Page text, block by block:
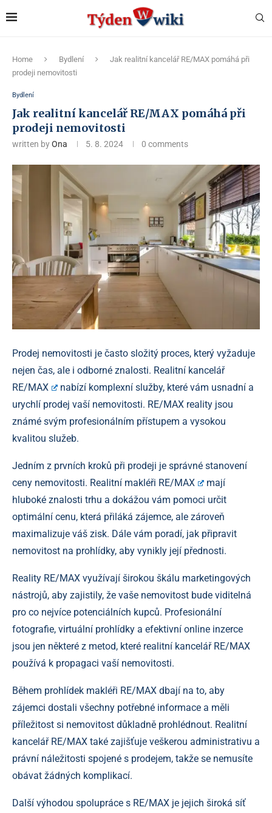
Home Bydlení
Jak realitní kancelář RE/MAX pomáhá při
prodeji nemovitosti
Bydlení
Jak realitní kancelář RE/MAX pomáhá při
prodeji nemovitosti
written byOna 5. 8. 2024 0 comments
Prodej nemovitosti je často složitý proces, který vyžaduje
nejen čas, ale i odborné znalosti. Realitní kancelář
RE/MAX
nabízí komplexní služby, které vám usnadní a
urychlí prodej vaší nemovitosti. RE/MAX reality jsou
známé svým profesionálním přístupem a vysokou
kvalitou služeb.
Jedním z prvních kroků při prodeji je správné stanovení
ceny nemovitosti. Realitní makléři RE/MAX
mají
hluboké znalosti trhu a dokážou vám pomoci určit
optimální cenu, která přiláká zájemce, ale zároveň
maximalizuje váš zisk. Dále vám poradí, jak připravit
nemovitost na prohlídky, aby vynikly její přednosti.
Reality RE/MAX využívají širokou škálu marketingových
nástrojů, aby zajistily, že vaše nemovitost bude viditelná
pro co nejvíce potenciálních kupců. Profesionální
fotografie, virtuální prohlídky a efektivní online inzerce
jsou jen některé z metod, které realitní kancelář RE/MAX
používá k propagaci vaší nemovitosti.
Během prohlídek makléři RE/MAX dbají na to, aby
zájemci dostali všechny potřebné informace a měli
příležitost si nemovitost důkladně prohlédnout. Realitní
kancelář RE/MAX také zajišťuje veškerou administrativu a
právní náležitosti spojené s prodejem, takže se nemusíte
obávat žádných komplikací.
Další výhodou spolupráce s RE/MAX je jejich široká síť